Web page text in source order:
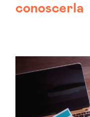
conoscerla